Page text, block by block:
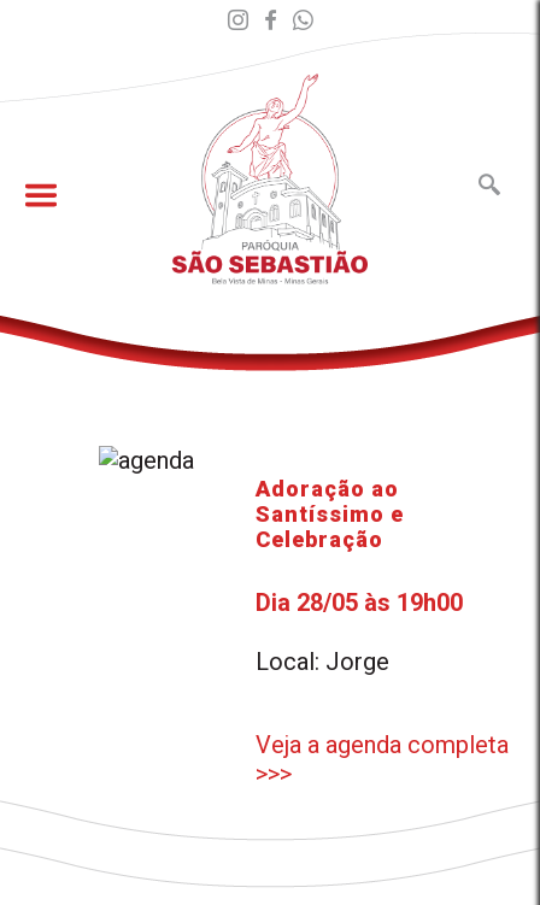
Adoração ao
Santíssimo e
Celebração
Dia 28/05 às 19h00
Local: Jorge
Veja a agenda completa
>>>